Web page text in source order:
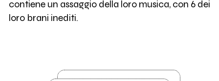
contiene un assaggio della loro musica, con 6 dei
loro brani inediti.